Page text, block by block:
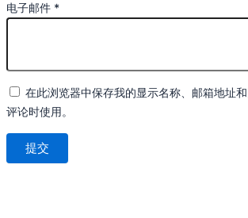
电子邮件 *
在此浏览器中保存我的显示名称、邮箱地址
评论时使用。